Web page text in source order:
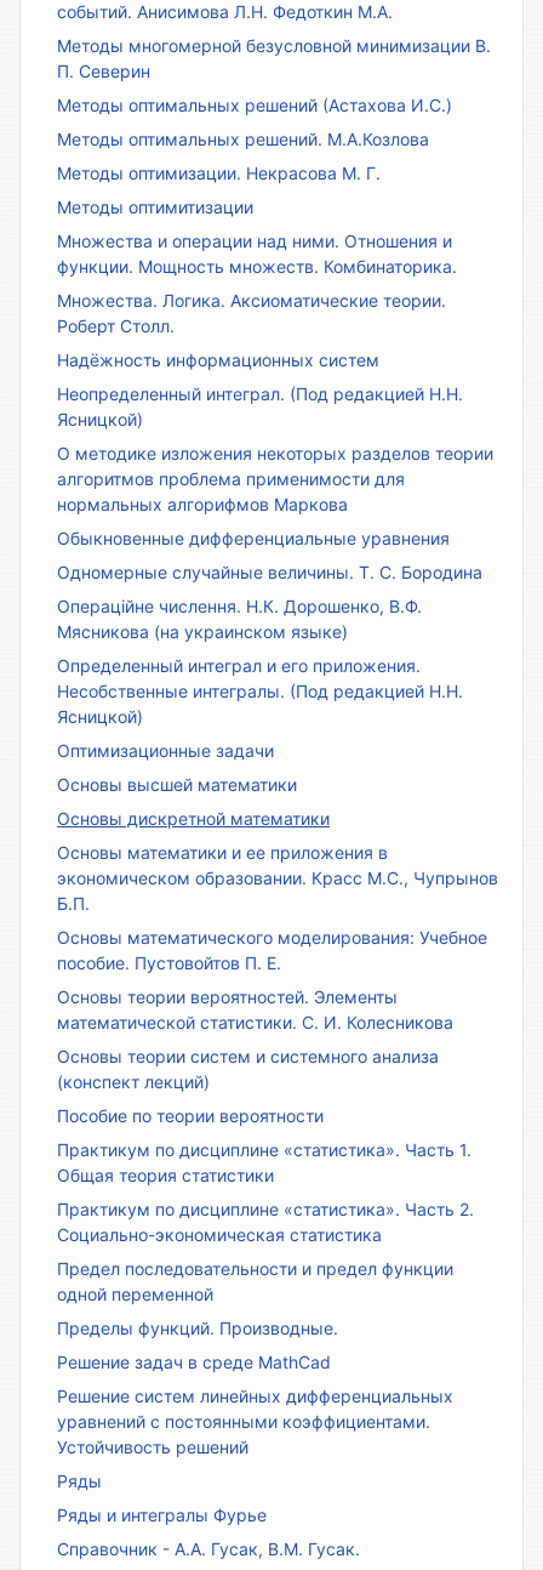
событий. Анисимова Л.Н. Федоткин М.А.
Методы многомерной безусловной минимизации В.
П. Северин
Методы оптимальных решений (Астахова И.С.)
Методы оптимальных решений. М.А.Козлова
Методы оптимизации. Некрасова М. Г.
Методы оптимитизации
Множества и операции над ними. Отношения и
функции. Мощность множеств. Комбинаторика.
Множества. Логика. Аксиоматические теории.
Роберт Столл.
Надёжность информационных систем
Неопределенный интеграл. (Под редакцией Н.Н.
Ясницкой)
О методике изложения некоторых разделов теории
алгоритмов проблема применимости для
нормальных алгорифмов Маркова
Обыкновенные дифференциальные уравнения
Одномерные случайные величины. Т. С. Бородина
Операційне числення. Н.К. Дорошенко, В.Ф.
Мясникова (на украинском языке)
Определенный интеграл и его приложения.
Несобственные интегралы. (Под редакцией Н.Н.
Ясницкой)
Оптимизационные задачи
Основы высшей математики
Основы дискретной математики
Основы математики и ее приложения в
экономическом образовании. Красс М.С., Чупрынов
Б.П.
Основы математического моделирования: Учебное
пособие. Пустовойтов П. Е.
Основы теории вероятностей. Элементы
математической статистики. С. И. Колесникова
Основы теории систем и системного анализа
(конспект лекций)
Пособие по теории вероятности
Практикум по дисциплине «статистика». Часть 1.
Общая теория статистики
Практикум по дисциплине «статистика». Часть 2.
Социально-экономическая статистика
Предел последовательности и предел функции
одной переменной
Пределы функций. Производные.
Решение задач в среде MathCad
Решение систем линейных дифференциальных
уравнений с постоянными коэффициентами.
Устойчивость решений
Ряды
Ряды и интегралы Фурье
Справочник - А.А. Гусак, В.М. Гусак.